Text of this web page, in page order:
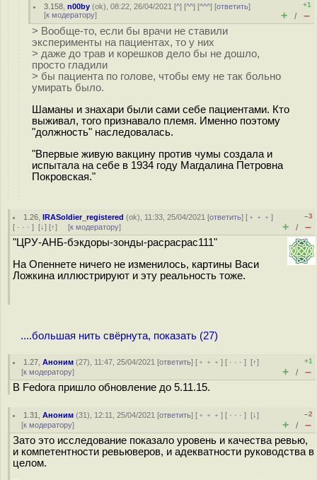
3.158 ,n00by (ok), 08:22, 26/04/2021 [^] [^^] [^^^] [ответить]
[к модератору]
+1
+ / –
> Вообще-то, если бы врачи не ставили
эксперименты на пациентах, то у них
> даже до трав и корешков дело бы не дошло,
просто гладили
> бы пациента по голове, чтобы ему не так больно
умирать было.
Шаманы и знахари были сами себе пациентами. Кто
выживал, того признавало племя. Именно поэтому
"должность" наследовалась.
"Впервые живую вакцину против чумы создала и
испытала на себе в 1934 году Магдалина Петровна
Покровская."
1.26 ,IRASoldier_registered (ok), 11:33, 25/04/2021 [ответить] [ ﹢﹢﹢]
[ · · · ] [↓] [↑] [к модератору]
–3
+ / –
"ЦРУ-АНБ-бэкдоры-зонды-расрасрас111"
На Опеннете ничего не изменилось, картины Васи
Ложкина иллюстрируют и эту реальность тоже.
....большая нить свёрнута, показать (27)
1.27 ,Аноним (27), 11:47, 25/04/2021 [ответить] [ ﹢﹢﹢] [ · · ·][↑]
[к модератору]
+1
+ / –
В Fedora пришло обновление до 5.11.15.
1.31 ,Аноним (31), 12:11, 25/04/2021 [ответить] [ ﹢﹢﹢] [ · · ·][↓]
[к модератору]
–2
+ / –
Зато это исследование показало уровень и качества ревью,
и компетентности ревьюверов, и адекватности руководства в
целом.